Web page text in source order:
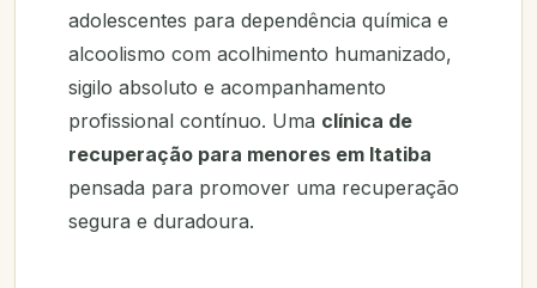
adolescentes para dependência química e
alcoolismo com acolhimento humanizado,
sigilo absoluto e acompanhamento
profissional contínuo. Uma clínica de
recuperação para menores em Itatiba
pensada para promover uma recuperação
segura e duradoura.